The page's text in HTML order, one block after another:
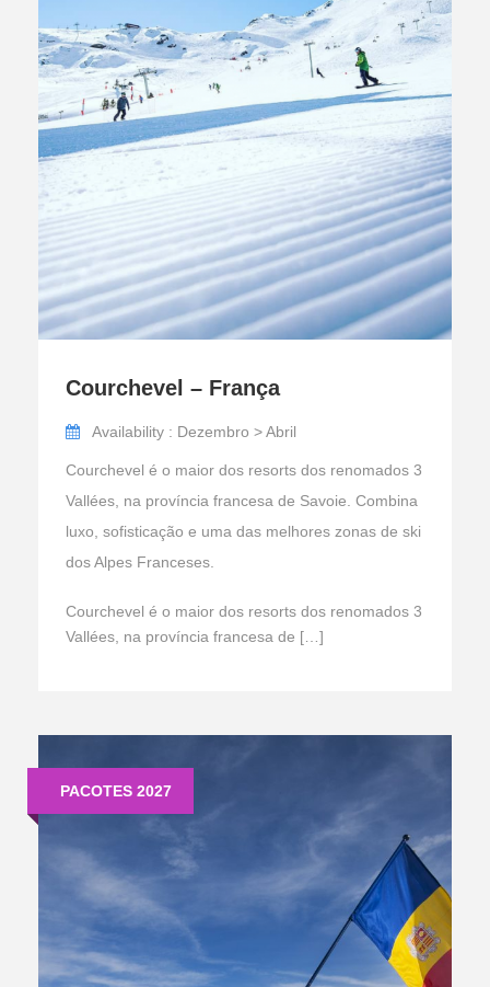
Courchevel – França
Availability : Dezembro > Abril
Courchevel é o maior dos resorts dos renomados 3
Vallées, na província francesa de Savoie. Combina
luxo, sofisticação e uma das melhores zonas de ski
dos Alpes Franceses.
Courchevel é o maior dos resorts dos renomados 3
Vallées, na província francesa de […]
PACOTES 2027